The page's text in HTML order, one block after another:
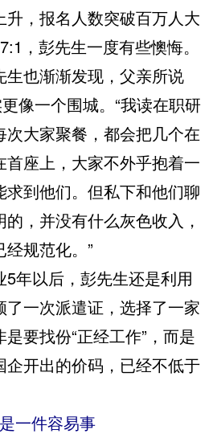
，报名人数突破百万人大
，彭先生一度有些懊悔。
也渐渐发现，父亲所说
像一个围城。“我读在职研
大家聚餐，都会把几个在
座上，大家不外乎抱着一
到他们。但私下和他们聊
，并没有什么灰色收入，
规范化。”
以后，彭先生还是利用
一次派遣证，选择了一家
要找份“正经工作”，而是
开出的价码，已经不低于
一件容易事